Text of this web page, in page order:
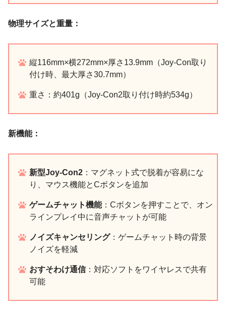
物理サイズと重量：
縦116mm×横272mm×厚さ13.9mm（Joy-Con取り
付け時、最大厚さ30.7mm）
重さ：約401g（Joy-Con2取り付け時約534g）
新機能：
新型Joy-Con2 ：マグネット式で脱着が容易にな
り、マウス機能とCボタンを追加
ゲームチャット機能：Cボタンを押すことで、オン
ラインプレイ中に音声チャットが可能
ノイズキャンセリング：ゲームチャット時の背景
ノイズを軽減
おすそわけ通信：対応ソフトをワイヤレスで共有
可能